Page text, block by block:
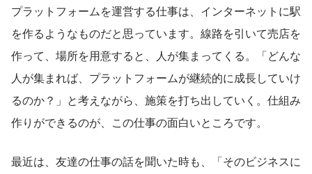
プラットフォームを運営する仕事は、インターネットに駅
を作るようなものだと思っています。線路を引いて売店を
作って、場所を用意すると、人が集まってくる。「どんな
人が集まれば、プラットフォームが継続的に成長していけ
るのか？」と考えながら、施策を打ち出していく。仕組み
作りができるのが、この仕事の面白いところです。
最近は、友達の仕事の話を聞いた時も、「そのビジネスに